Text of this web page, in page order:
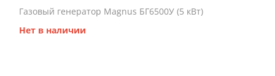
Газовый генератор Magnus БГ6500У (5 кВт)
Нет в наличии